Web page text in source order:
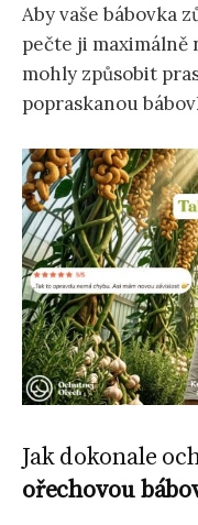
Aby vaše bábovka
pečte ji maximálně
mohly způsobit
popraskanou
Jak dokonale
ořechovou